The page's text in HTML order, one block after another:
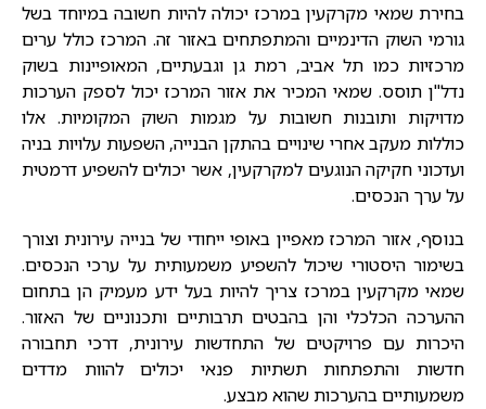
בחירתשמאי מקרקעין במרכז יכולה להיות חשובה במיוחד בשל
גורמי השוק הדינמיים והמתפתחים באזור זה. המרכז כולל ערים
מרכזיות כמו תל אביב, רמת גן וגבעתיים, המאופיינות בשוק
נדל"ן תוסס. שמאי המכיר את אזור המרכז יכול לספק הערכות
מדויקות ותובנות חשובות על מגמות השוק המקומיות. אלו
כוללות מעקב אחרי שינויים בהתקן הבנייה, השפעות עלויות בניה
ועדכוני חקיקה הנוגעים למקרקעין, אשר יכולים להשפיע דרמטית
על ערך הנכסים.
בנוסף, אזור המרכז מאפיין באופי ייחודי של בנייה עירונית וצורך
בשימור היסטורי שיכול להשפיע משמעותית על ערכי הנכסים.
שמאי מקרקעין במרכז צריך להיות בעל ידע מעמיק הן בתחום
ההערכה הכלכלי והן בהבטים תרבותיים ותכנוניים של האזור.
היכרות עם פרויקטים של התחדשות עירונית, דרכי תחבורה
חדשות והתפתחות תשתיות פנאי יכולים להוות מדדים
משמעותיים בהערכות שהוא מבצע.